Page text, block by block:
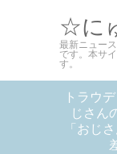
☆に
最新ニュー
です。本サ
す。
トラウ
じさん
「おじ